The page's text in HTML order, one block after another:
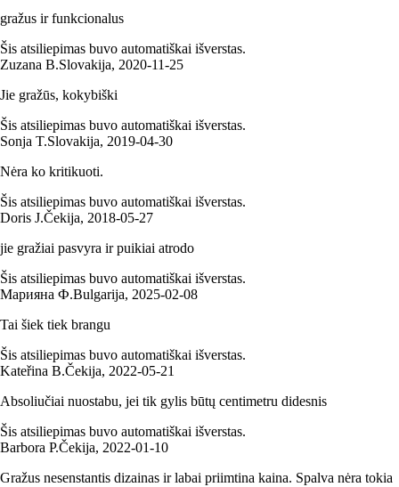
gražus ir funkcionalus
Šis atsiliepimas buvo automatiškai išverstas.
Zuzana B.Slovakija, 2020‑11‑25
Jie gražūs, kokybiški
Šis atsiliepimas buvo automatiškai išverstas.
Sonja T.Slovakija, 2019‑04‑30
Nėra ko kritikuoti.
Šis atsiliepimas buvo automatiškai išverstas.
Doris J.Čekija, 2018‑05‑27
jie gražiai pasvyra ir puikiai atrodo
Šis atsiliepimas buvo automatiškai išverstas.
Марияна Ф.Bulgarija, 2025‑02‑08
Tai šiek tiek brangu
Šis atsiliepimas buvo automatiškai išverstas.
Kateřina B.Čekija, 2022‑05‑21
Absoliučiai nuostabu, jei tik gylis būtų centimetru didesnis
Šis atsiliepimas buvo automatiškai išverstas.
Barbora P.Čekija, 2022‑01‑10
Gražus nesenstantis dizainas ir labai priimtina kaina. Spalva nėra tokia